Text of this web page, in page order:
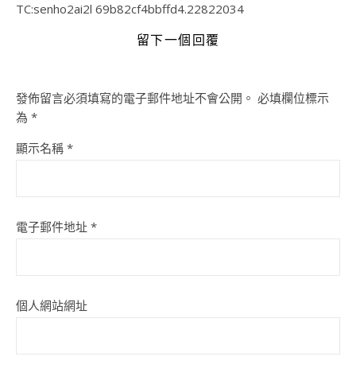
TC:senho2ai2l 69b82cf4bbffd4.22822034
留下一個回覆
發佈留言必須填寫的電子郵件地址不會公開。 必填欄位標示
為 *
顯示名稱 *
電子郵件地址 *
個人網站網址